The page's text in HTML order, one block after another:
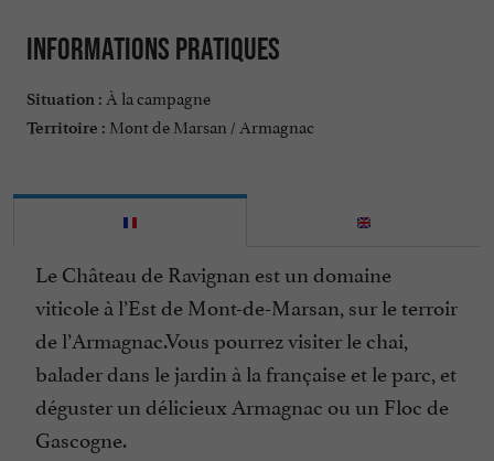
Informations pratiques
Situation : À la campagne
Territoire : Mont de Marsan / Armagnac
Le Château de Ravignan est un domaine
viticole à l’Est de Mont-de-Marsan, sur le terroir
de l’Armagnac.Vous pourrez visiter le chai,
balader dans le jardin à la française et le parc, et
déguster un délicieux Armagnac ou un Floc de
Gascogne.